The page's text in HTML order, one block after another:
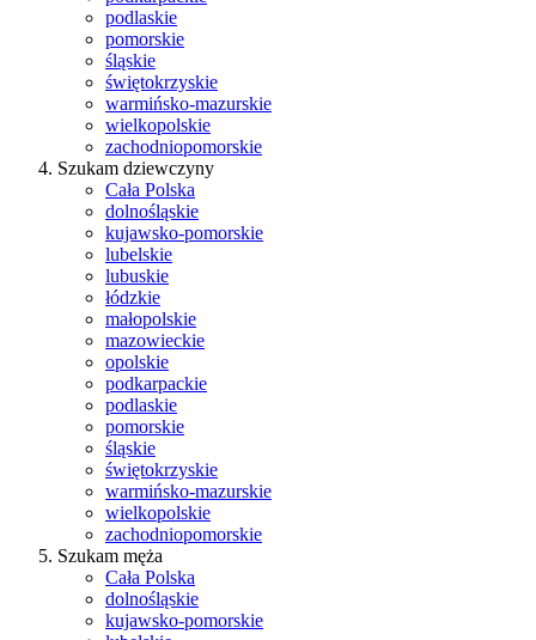
podlaskie
pomorskie
śląskie
świętokrzyskie
warmińsko-mazurskie
wielkopolskie
zachodniopomorskie
Szukam dziewczyny
Cała Polska
dolnośląskie
kujawsko-pomorskie
lubelskie
lubuskie
łódzkie
małopolskie
mazowieckie
opolskie
podkarpackie
podlaskie
pomorskie
śląskie
świętokrzyskie
warmińsko-mazurskie
wielkopolskie
zachodniopomorskie
Szukam męża
Cała Polska
dolnośląskie
kujawsko-pomorskie